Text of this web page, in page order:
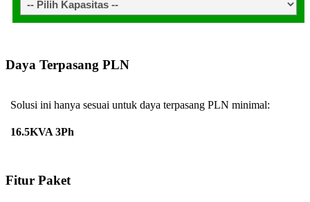
Daya Terpasang PLN
Solusi ini hanya sesuai untuk daya terpasang PLN minimal:
16.5KVA 3Ph
Fitur Paket